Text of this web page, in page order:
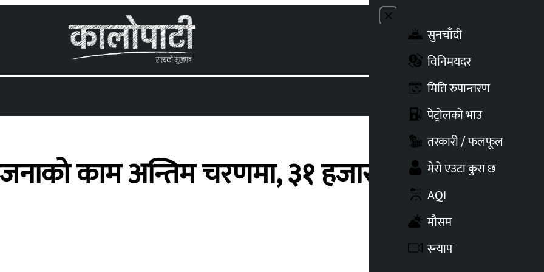
Close menu
सुनचाँदी
विनिमयदर
मिति रुपान्तरण
पेट्रोलको भाउ
तरकारी / फलफूल
मेरो एउटा कुरा छ
AQI
मौसम
स्न्याप
काम अन्तिम चरणमा, ३१ हजार नागरिकलाई